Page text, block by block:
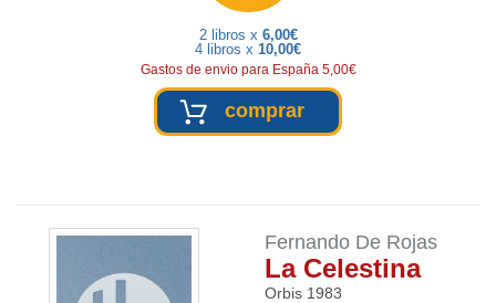
2 libros x 6,00€
4 libros x 10,00€
Gastos de envio para España 5,00€
comprar
Fernando De Rojas
La Celestina
Orbis 1983